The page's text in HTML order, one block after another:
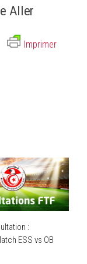
Aller
Imprimer
:
ESS vs OB